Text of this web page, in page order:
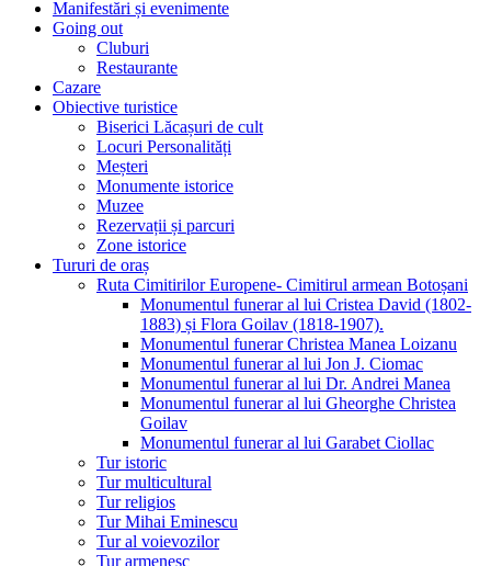
Manifestări și evenimente
Going out
Cluburi
Restaurante
Cazare
Obiective turistice
Biserici Lăcașuri de cult
Locuri Personalități
Meșteri
Monumente istorice
Muzee
Rezervații și parcuri
Zone istorice
Tururi de oraș
Ruta Cimitirilor Europene- Cimitirul armean Botoșani
Monumentul funerar al lui Cristea David (1802-
1883) și Flora Goilav (1818-1907).
Monumentul funerar Christea Manea Loizanu
Monumentul funerar al lui Jon J. Ciomac
Monumentul funerar al lui Dr. Andrei Manea
Monumentul funerar al lui Gheorghe Christea
Goilav
Monumentul funerar al lui Garabet Ciollac
Tur istoric
Tur multicultural
Tur religios
Tur Mihai Eminescu
Tur al voievozilor
Tur armenesc